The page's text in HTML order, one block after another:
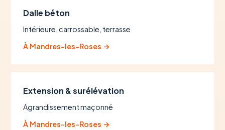
Dalle béton
Intérieure, carrossable, terrasse
À Mandres-les-Roses →
Extension & surélévation
Agrandissement maçonné
À Mandres-les-Roses →